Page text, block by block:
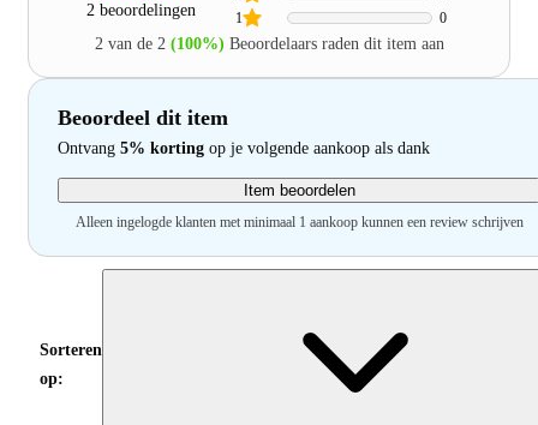
2 beoordelingen 1 0
2 van de 2 (100%) Beoordelaars raden dit item aan
Beoordeel dit item
Ontvang 5% korting op je volgende aankoop als dank
Item beoordelen
Alleen ingelogde klanten met minimaal 1 aankoop kunnen een review schrijven
Sorteren
op: